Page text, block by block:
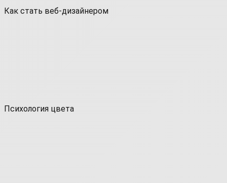
Как стать веб-дизайнером
Психология цвета